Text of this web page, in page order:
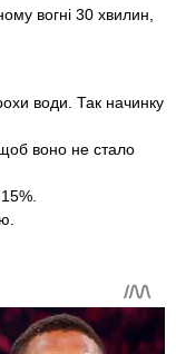
вогні 30 хвилин,
води. Так начинку
воно не стало